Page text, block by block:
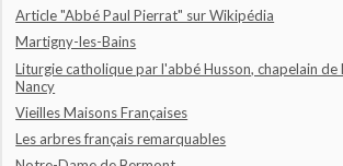
Article "Abbé Paul Pierrat" sur Wikipédia
Martigny-les-Bains
Liturgie catholique par l'abbé Husson, chapelain
Nancy
Vieilles Maisons Françaises
Les arbres français remarquables